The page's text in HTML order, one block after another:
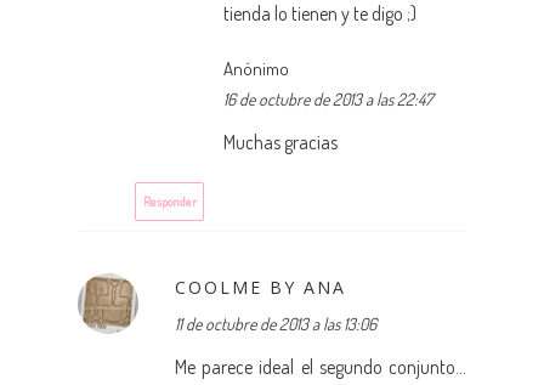
tienda lo tienen y te digo ;)
Anónimo
16 de octubre de 2013 a las 22:47
Muchas gracias
Responder
COOLME BY ANA
11 de octubre de 2013 a las 13:06
Me parece ideal el segundo conjunto...